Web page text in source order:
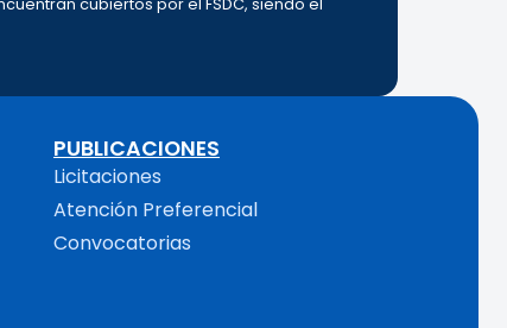
cubiertos por el FSDC, siendo el
PUBLICACIONES
Licitaciones
Atención Preferencial
Convocatorias